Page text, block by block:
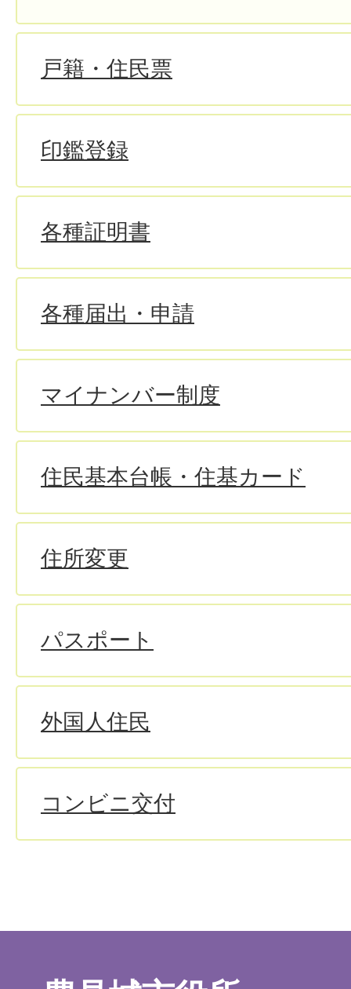
戸籍・住民票
印鑑登録
各種証明書
各種届出・申請
マイナンバー制度
住民基本台帳・住基カード
住所変更
パスポート
外国人住民
コンビニ交付